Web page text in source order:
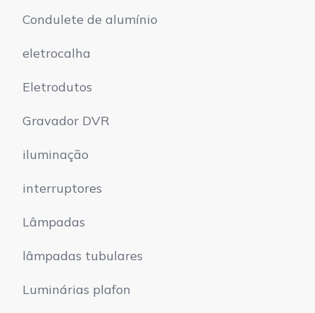
Condulete de alumínio
eletrocalha
Eletrodutos
Gravador DVR
iluminação
interruptores
Lâmpadas
lâmpadas tubulares
Luminárias plafon